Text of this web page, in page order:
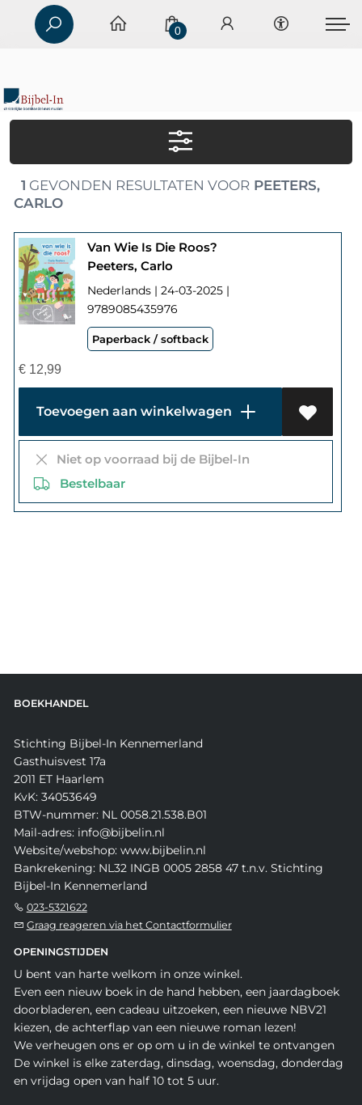
0
1 GEVONDEN RESULTATEN VOORPEETERS,
CARLO
Van Wie Is Die Roos?
Peeters, Carlo
Nederlands | 24-03-2025 |
9789085435976
Paperback / softback
€12,99
Toevoegen aan winkelwagen
Niet op voorraad bij de Bijbel-In
Bestelbaar
BOEKHANDEL
Stichting Bijbel-In Kennemerland
Gasthuisvest 17a
2011 ET Haarlem
KvK: 34053649
BTW-nummer: NL 0058.21.538.B01
Mail-adres: info@bijbelin.nl
Website/webshop: www.bijbelin.nl
Bankrekening: NL32 INGB 0005 2858 47 t.n.v. Stichting
Bijbel-In Kennemerland
023-5321622
Graag reageren via het Contactformulier
OPENINGSTIJDEN
U bent van harte welkom in onze winkel.
Even een nieuw boek in de hand hebben, een jaardagboek
doorbladeren, een cadeau uitzoeken, een nieuwe NBV21
kiezen, de achterflap van een nieuwe roman lezen!
We verheugen ons er op om u in de winkel te ontvangen
De winkel is elke zaterdag, dinsdag, woensdag, donderdag
en vrijdag open van half 10 tot 5 uur.